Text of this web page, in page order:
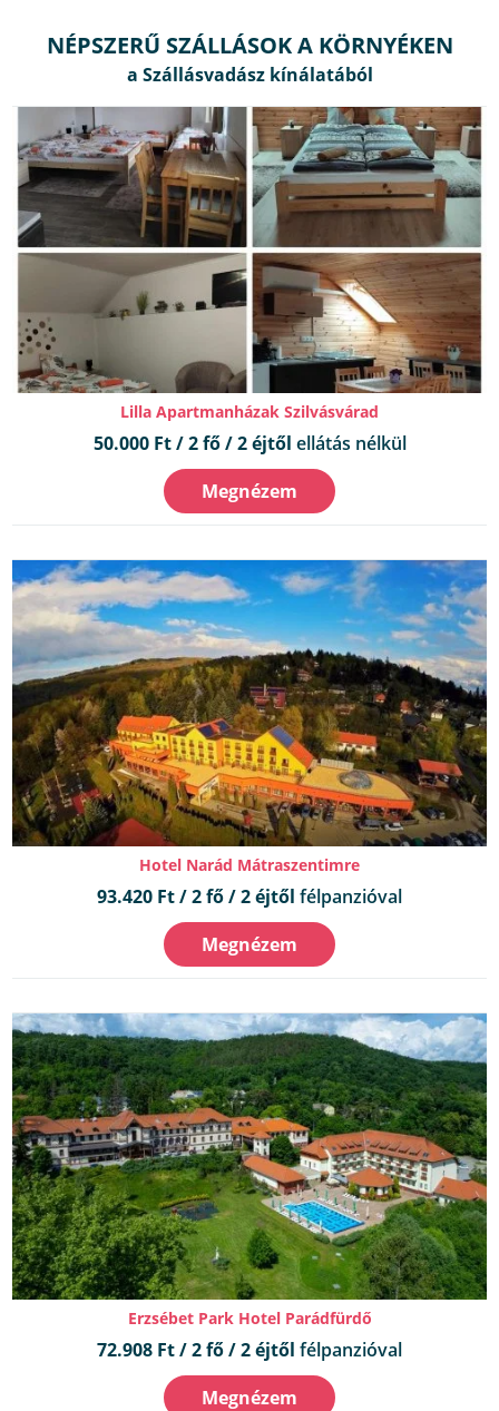
NÉPSZERŰ SZÁLLÁSOK A KÖRNYÉKEN
Lilla Apartmanházak Szilvásvárad
50.000 Ft / 2 fő / 2 éjtől ellátás nélkül
Megnézem
Hotel Narád Mátraszentimre
93.420 Ft / 2 fő / 2 éjtől félpanzióval
Megnézem
Erzsébet Park Hotel Parádfürdő
72.908 Ft / 2 fő / 2 éjtől félpanzióval
Megnézem